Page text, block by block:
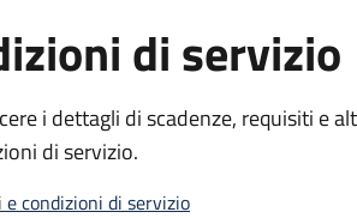
di servizio
i dettagli di scadenze, requisiti e
di servizio.
e condizioni di servizio